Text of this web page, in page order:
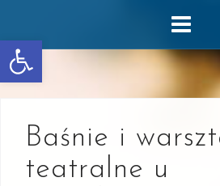
Otwórz pasek narzędzi
content
Baśnie i
teatralne u